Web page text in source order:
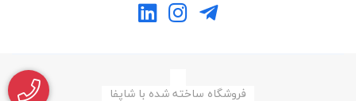
فروشگاه ساخته شده با شاپفا